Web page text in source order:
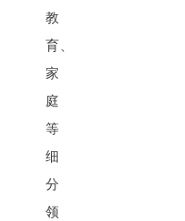
教
育、
家
庭
等
细
分
领